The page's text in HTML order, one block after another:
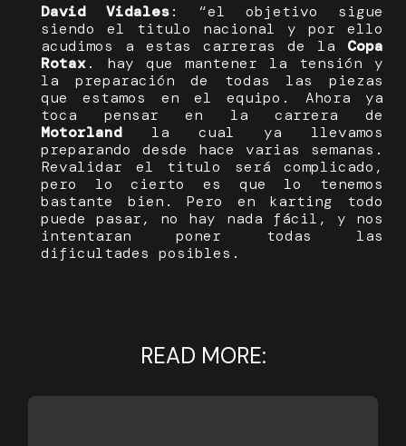
David Vidales: “el objetivo sigue
siendo el titulo nacional y por ello
acudimos a estas carreras de la Copa
Rotax. hay que mantener la tensión y
la preparación de todas las piezas
que estamos en el equipo. Ahora ya
toca pensar en la carrera de
Motorland la cual ya llevamos
preparando desde hace varias semanas.
Revalidar el titulo será complicado,
pero lo cierto es que lo tenemos
bastante bien. Pero en karting todo
puede pasar, no hay nada fácil, y nos
intentaran poner todas las
dificultades posibles.
READ MORE: